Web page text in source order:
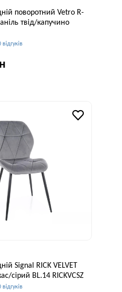
поворотний Vetro R-
твід/капучино
відгуків
84,5 см
Signal RICK VELVET
сірий BL.14 RICKVCSZ
відгуків